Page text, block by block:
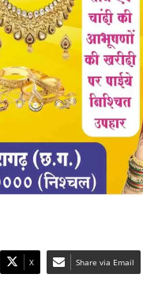
X Share via Email